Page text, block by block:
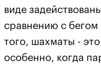
виде
сравнению с
того, шахматы -
особенно, когда